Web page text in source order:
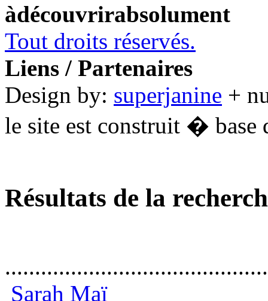
àdécouvrirabsolument
Tout droits réservés.
Liens / Partenaires
Design by: superjanine +
le site est construit � base
Résultats de la
Sarah Maï